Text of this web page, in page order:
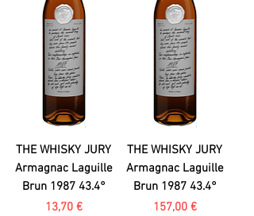
THE WHISKY JURY
Armagnac Laguille
Brun 1987 43.4°
Prix
13,70 €
THE WHISKY JURY
Armagnac Laguille
Brun 1987 43.4°
Prix
157,00 €